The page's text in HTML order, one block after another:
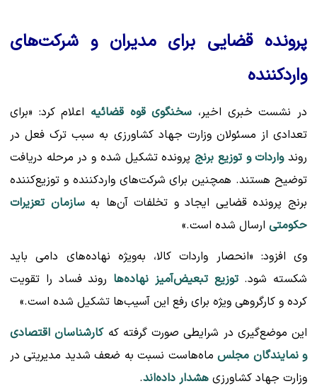
پرونده قضایی برای مدیران و شرکت‌های
واردکننده
در نشست خبری اخیر، سخنگوی قوه قضائیه اعلام کرد: «برای
تعدادی از مسئولان وزارت جهاد کشاورزی به سبب ترک فعل در
روندواردات و توزیع برنجپرونده تشکیل شده و در مرحله دریافت
توضیح هستند. همچنین برای شرکت‌های واردکننده و توزیع‌کننده
برنج پرونده قضایی ایجاد و تخلفات آن‌ها بهسازمان تعزیرات
حکومتی ارسال شده است.»
وی افزود: «انحصار واردات کالا، به‌ویژه نهاده‌های دامی باید
شکسته شود.توزیع تبعیض‌آمیز نهاده‌ها روند فساد را تقویت
کرده و کارگروهی ویژه برای رفع این آسیب‌ها تشکیل شده است.»
این موضع‌گیری در شرایطی صورت گرفته کهکارشناسان اقتصادی
و نمایندگان مجلسماه‌هاست نسبت به ضعف شدید مدیریتی در
وزارت جهاد کشاورزی هشدار داده‌اند.